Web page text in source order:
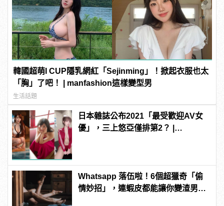
韓國超萌I CUP隱乳網紅「Sejinming」！掀起衣服也太
「胸」了吧！ | manfashion這樣變型男
生活話題
日本雜誌公布2021「最受歡迎AV女
優」，三上悠亞僅排第2？ |
Whatsapp 落伍啦！6個超獵奇「偷
情妙招」，連蝦皮都能讓你變渣男？